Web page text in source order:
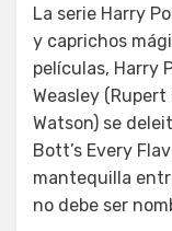
La serie Harry
y caprichos
películas, Harry
Weasley
Watson) se
Bott’s Every
mantequilla
no debe ser